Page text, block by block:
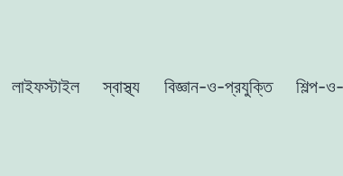
লাইফস্টাইল স্বাস্থ্য বিজ্ঞান-ও-প্রযুক্তি শিল্প-